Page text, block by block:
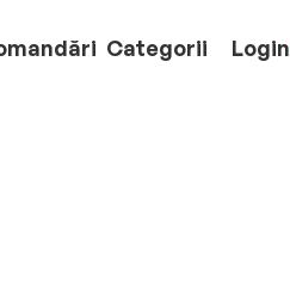
Categorii Login